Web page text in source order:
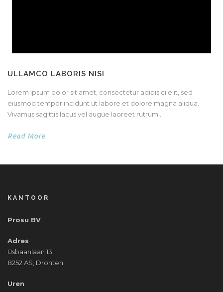
ULLAMCO LABORIS NISI
Lorem ipsum dolor sit amet, consectetur adipisici elit, sed
eiusmod tempor incidunt ut labore et dolore magna aliqua.
Vivamus sagittis lacus vel augue laoreet rutrum...
Read More
KANTOOR
Prosu BV
Adres
IJsbaanlaan 13
8252 AS, Dronten
Uren